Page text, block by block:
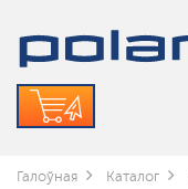
Галоўная Каталог